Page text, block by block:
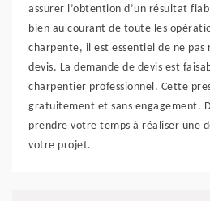
assurer l’obtention d’un résultat
bien au courant de toute les
charpente, il est essentiel de ne pas
devis. La demande de devis est
charpentier professionnel. Cette
gratuitement et sans engagement.
prendre votre temps à réaliser une
votre projet.